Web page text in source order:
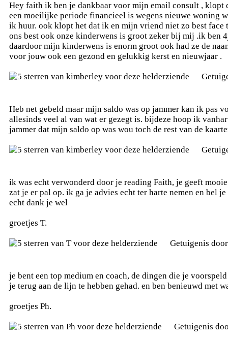
Hey faith ik ben je dankbaar voor mijn email consult , klopt
een moeilijke periode financieel is wegens nieuwe woning
ik huur. ook klopt het dat ik en mijn vriend niet zo best face
ons best ook onze kinderwens is groot zeker bij mij .ik ben
daardoor mijn kinderwens is enorm groot ook had ze de
voor jouw ook een gezond en gelukkig kerst en nieuwjaar .
Heb net gebeld maar mijn saldo was op jammer kan ik pas
allesinds veel al van wat er gezegt is. bijdeze hoop ik
jammer dat mijn saldo op was wou toch de rest van de
ik was echt verwonderd door je reading Faith, je geeft
zat je er pal op. ik ga je advies echt ter harte nemen en bel
echt dank je wel
groetjes T.
Getuigenis
je bent een top medium en coach, de dingen die je
je terug aan de lijn te hebben gehad. en ben benieuwd met
groetjes Ph.
Getuigenis